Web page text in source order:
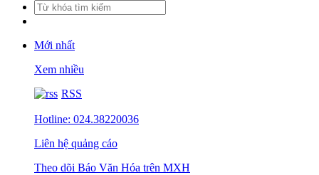
Mới nhất
Xem nhiều
RSS
Hotline: 024.38220036
Liên hệ quảng cáo
Theo dõi Báo Văn Hóa trên MXH